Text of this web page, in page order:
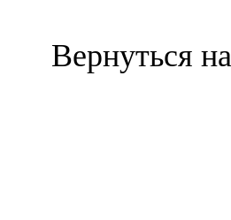
Вернуться на